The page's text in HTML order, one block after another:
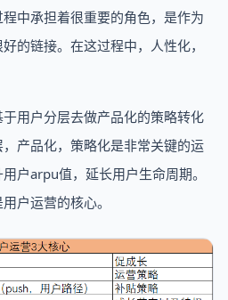
中承担着很重要的角色，是作为
的链接。在这过程中，人性化，
用户分层去做产品化的策略转化
产品化，策略化是非常关键的运
户arpu值，延长用户生命周期。
户运营的核心。